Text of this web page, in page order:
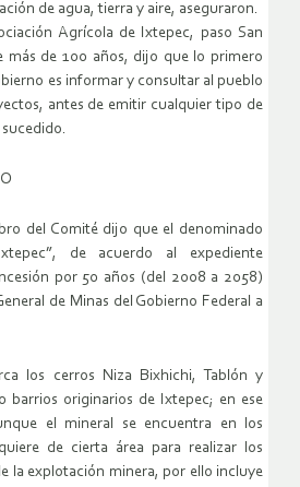
de agua, tierra y aire, aseguraron.
Agrícola de Ixtepec, paso San
más de 100 años, dijo que lo primero
es informar y consultar al pueblo
antes de emitir cualquier tipo de
del Comité dijo que el denominado
de acuerdo al expediente
por 50 años (del 2008 a 2058)
de Minas del Gobierno Federal a
los cerros Niza Bixhichi, Tablón y
barrios originarios de Ixtepec; en ese
el mineral se encuentra en los
de cierta área para realizar los
la explotación minera, por ello incluye